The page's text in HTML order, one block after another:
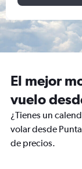
El mejor
vuelo
¿Tienes un
volar desde
de precios.